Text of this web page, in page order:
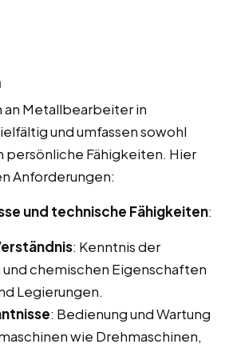
an Metallbearbeiter in
und umfassen sowohl
persönliche Fähigkeiten. Hier
Anforderungen:
und technische Fähigkeiten:
: Kenntnis der
chemischen Eigenschaften
Legierungen.
: Bedienung und Wartung
wie Drehmaschinen,